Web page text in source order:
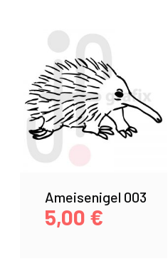
Ameisenigel 003
5,00 €